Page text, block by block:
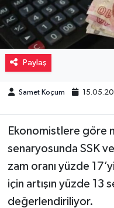
Paylaş
Samet Koçum
Ekonomistlere göre
senaryosunda SSK
zam oranı yüzde
için artışın yüzde
değerlendiriliyor.
Resmi İlanlar
Sağlık
Spor
Teknoloji
Türkiye